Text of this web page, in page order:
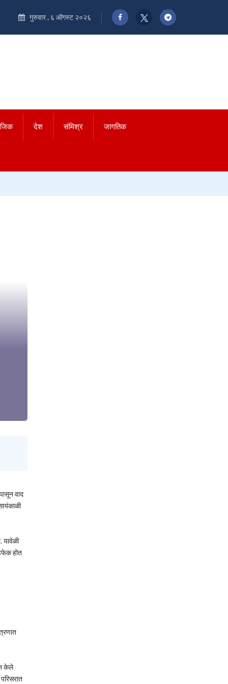
गुरुवार , ६ ऑगस्ट २०२६
देश संमिश्र जागतिक
वाद
यावेळी
होत
केले